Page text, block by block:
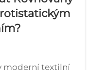
moderní textilní